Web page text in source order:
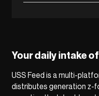
Your daily intake
USS Feed is a multi-
distributes generation z-